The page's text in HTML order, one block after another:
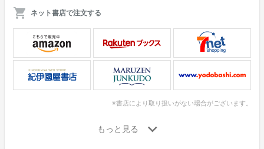
ネット書店で注文する
※書店により取り扱いがない場合がございます。